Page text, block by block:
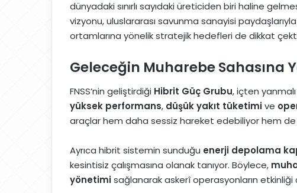
dünyadaki sınırlı sayıdaki üreticiden biri haline
vizyonu, uluslararası savunma sanayisi
ortamlarına yönelik stratejik hedefleri de dikkat
Geleceğin Muharebe Sahasına
FNSS’nin geliştirdiği Hibrit Güç Grubu, içten
yüksek performans, düşük yakıt tüketimive
araçlar hem daha sessiz hareket edebiliyor hem de
Ayrıca hibrit sistemin sunduğu enerji depolama
kesintisiz çalışmasına olanak tanıyor. Böylece,
yönetimisağlanarak askerî operasyonların etkinliği